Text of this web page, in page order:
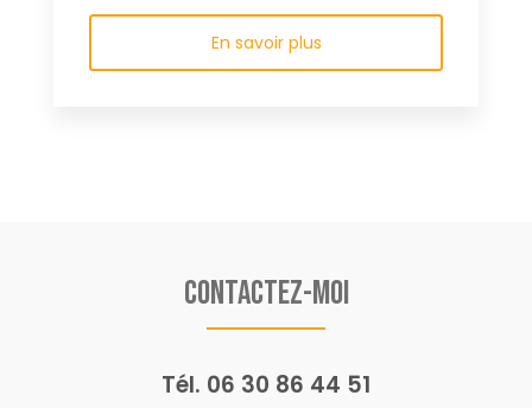
En savoir plus
Contactez-moi
Tél. 06 30 86 44 51